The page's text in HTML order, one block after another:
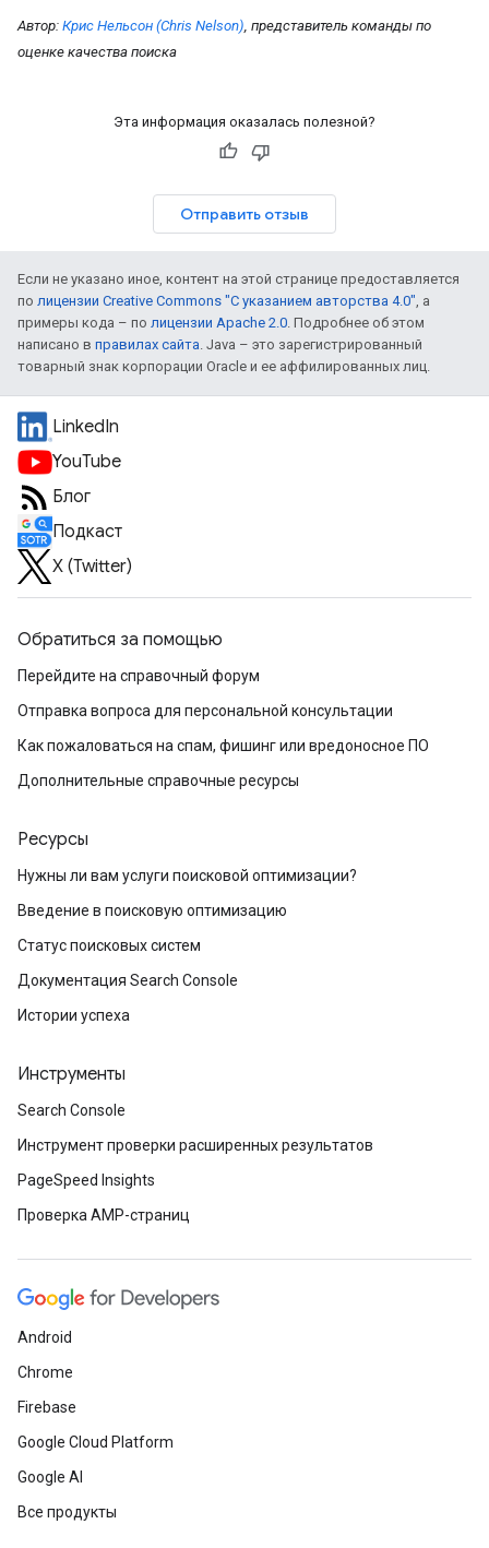
Автор: Крис Нельсон (Chris Nelson), представитель команды по
оценке качества поиска
Эта информация оказалась полезной?
Отправить отзыв
Если не указано иное, контент на этой странице предоставляется
по лицензии Creative Commons "С указанием авторства 4.0", а
примеры кода – по лицензии Apache 2.0. Подробнее об этом
написано в правилах сайта. Java – это зарегистрированный
товарный знак корпорации Oracle и ее аффилированных лиц.
LinkedIn
YouTube
Блог
Подкаст
X (Twitter)
Обратиться за помощью
Перейдите на справочный форум
Отправка вопроса для персональной консультации
Как пожаловаться на спам, фишинг или вредоносное ПО
Дополнительные справочные ресурсы
Ресурсы
Нужны ли вам услуги поисковой оптимизации?
Введение в поисковую оптимизацию
Статус поисковых систем
Документация Search Console
Истории успеха
Инструменты
Search Console
Инструмент проверки расширенных результатов
PageSpeed Insights
Проверка AMP-страниц
Android
Chrome
Firebase
Google Cloud Platform
Google AI
Все продукты